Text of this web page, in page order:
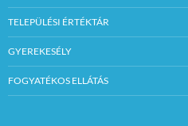
TELEPÜLÉSI ÉRTÉKTÁR
GYEREKESÉLY
FOGYATÉKOS ELLÁTÁS